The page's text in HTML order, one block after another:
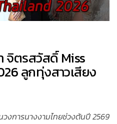
จิตรสวัสดิ์ Miss
ลูกทุ่งสาวเสียง
งการนางงามไทยช่วงต้นปี 2569